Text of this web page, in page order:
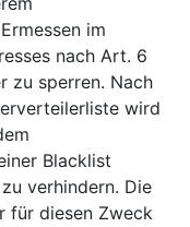
im
nach Art. 6
zu sperren. Nach
wird
Blacklist
verhindern. Die
für diesen Zweck